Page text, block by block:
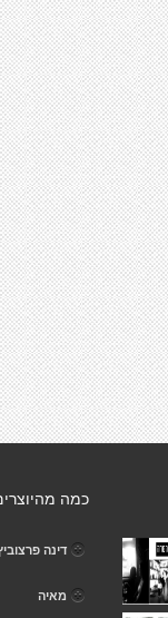
כמה
דינה
מאיה